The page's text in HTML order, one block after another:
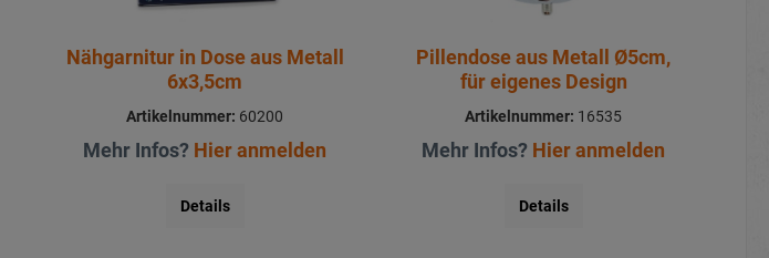
Nähgarnitur in Dose aus Metall
6x3,5cm
Artikelnummer: 60200
Mehr Infos? Hier anmelden
Details
Pillendose aus Metall Ø5cm,
für eigenes Design
Artikelnummer: 16535
Mehr Infos? Hier anmelden
Details